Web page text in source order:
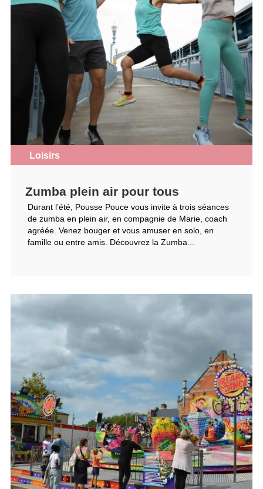
Loisirs
Zumba plein air pour tous
Durant l’été, Pousse Pouce vous invite à trois séances
de zumba en plein air, en compagnie de Marie, coach
agréée. Venez bouger et vous amuser en solo, en
famille ou entre amis. Découvrez la Zumba...